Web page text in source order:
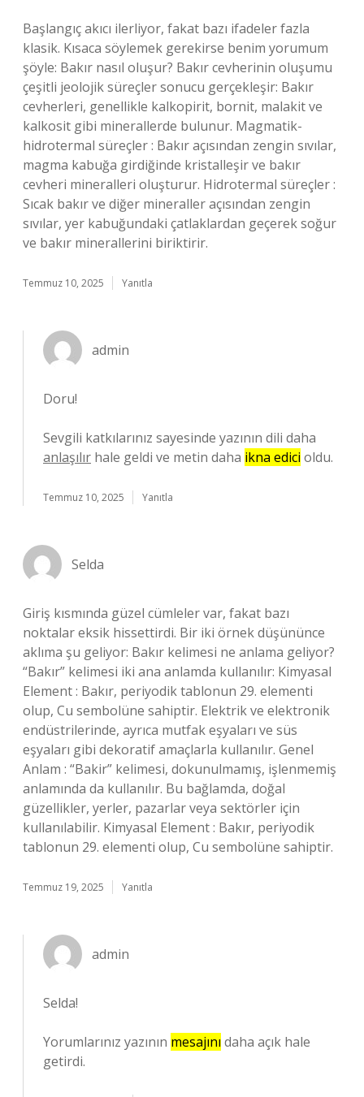
Başlangıç akıcı ilerliyor, fakat bazı ifadeler fazla
klasik. Kısaca söylemek gerekirse benim yorumum
şöyle: Bakır nasıl oluşur? Bakır cevherinin oluşumu
çeşitli jeolojik süreçler sonucu gerçekleşir: Bakır
cevherleri, genellikle kalkopirit, bornit, malakit ve
kalkosit gibi minerallerde bulunur. Magmatik-
hidrotermal süreçler : Bakır açısından zengin sıvılar,
magma kabuğa girdiğinde kristalleşir ve bakır
cevheri mineralleri oluşturur. Hidrotermal süreçler :
Sıcak bakır ve diğer mineraller açısından zengin
sıvılar, yer kabuğundaki çatlaklardan geçerek soğur
ve bakır minerallerini biriktirir.
Temmuz 10, 2025 Yanıtla
admin
Doru!
Sevgili katkılarınız sayesinde yazının dili daha
anlaşılır hale geldi ve metin daha ikna edici oldu.
Temmuz 10, 2025 Yanıtla
Selda
Giriş kısmında güzel cümleler var, fakat bazı
noktalar eksik hissettirdi. Bir iki örnek düşününce
aklıma şu geliyor: Bakır kelimesi ne anlama geliyor?
“Bakır” kelimesi iki ana anlamda kullanılır: Kimyasal
Element : Bakır, periyodik tablonun 29. elementi
olup, Cu sembolüne sahiptir. Elektrik ve elektronik
endüstrilerinde, ayrıca mutfak eşyaları ve süs
eşyaları gibi dekoratif amaçlarla kullanılır. Genel
Anlam : “Bakir” kelimesi, dokunulmamış, işlenmemiş
anlamında da kullanılır. Bu bağlamda, doğal
güzellikler, yerler, pazarlar veya sektörler için
kullanılabilir. Kimyasal Element : Bakır, periyodik
tablonun 29. elementi olup, Cu sembolüne sahiptir.
Temmuz 19, 2025 Yanıtla
admin
Selda!
Yorumlarınız yazının mesajını daha açık hale
getirdi.